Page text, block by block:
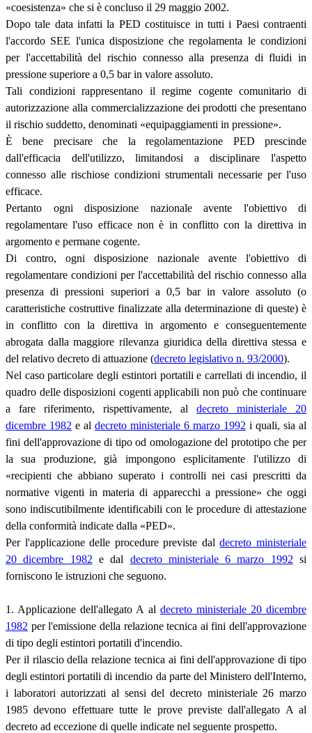
«coesistenza» che si è concluso il 29 maggio 2002.
Dopo tale data infatti la PED costituisce in tutti i Paesi contraenti
l'accordo SEE l'unica disposizione che regolamenta le condizioni
per l'accettabilità del rischio connesso alla presenza di fluidi in
pressione superiore a 0,5 bar in valore assoluto.
Tali condizioni rappresentano il regime cogente comunitario di
autorizzazione alla commercializzazione dei prodotti che presentano
il rischio suddetto, denominati «equipaggiamenti in pressione».
È bene precisare che la regolamentazione PED prescinde
dall'efficacia dell'utilizzo, limitandosi a disciplinare l'aspetto
connesso alle rischiose condizioni strumentali necessarie per l'uso
efficace.
Pertanto ogni disposizione nazionale avente l'obiettivo di
regolamentare l'uso efficace non è in conflitto con la direttiva in
argomento e permane cogente.
Di contro, ogni disposizione nazionale avente l'obiettivo di
regolamentare condizioni per l'accettabilità del rischio connesso alla
presenza di pressioni superiori a 0,5 bar in valore assoluto (o
caratteristiche costruttive finalizzate alla determinazione di queste) è
in conflitto con la direttiva in argomento e conseguentemente
abrogata dalla maggiore rilevanza giuridica della direttiva stessa e
del relativo decreto di attuazione (decreto legislativo n. 93/2000).
Nel caso particolare degli estintori portatili e carrellati di incendio, il
quadro delle disposizioni cogenti applicabili non può che continuare
a fare riferimento, rispettivamente, al decreto ministeriale 20
dicembre 1982 e al decreto ministeriale 6 marzo 1992 i quali, sia al
fini dell'approvazione di tipo od omologazione del prototipo che per
la sua produzione, già impongono esplicitamente l'utilizzo di
«recipienti che abbiano superato i controlli nei casi prescritti da
normative vigenti in materia di apparecchi a pressione» che oggi
sono indiscutibilmente identificabili con le procedure di attestazione
della conformità indicate dalla «PED».
Per l'applicazione delle procedure previste daldecreto ministeriale
20 dicembre 1982 e dal decreto ministeriale 6 marzo 1992 si
forniscono le istruzioni che seguono.
1. Applicazione dell'allegato A al decreto ministeriale 20 dicembre
1982 per l'emissione della relazione tecnica ai fini dell'approvazione
di tipo degli estintori portatili d'incendio.
Per il rilascio della relazione tecnica ai fini dell'approvazione di tipo
degli estintori portatili di incendio da parte del Ministero dell'Interno,
i laboratori autorizzati al sensi del decreto ministeriale 26 marzo
1985 devono effettuare tutte le prove previste dall'allegato A al
decreto ad eccezione di quelle indicate nel seguente prospetto.